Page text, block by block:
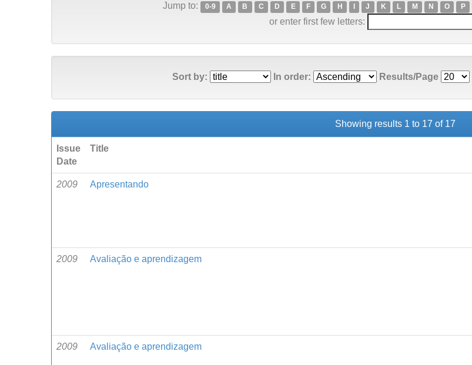
Jump to: 0-9 A B C D E F G H J K L M N O P
or enter first few letters:
Sort by: In order: Results/Page
Showing results 1 to 17 of 17
Issue
Date
Title
2009 Apresentando
2009 Avaliação e aprendizagem
2009 Avaliação e aprendizagem